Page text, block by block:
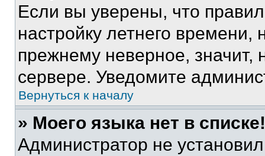
Если вы уверены, что
настройку летнего
прежнему неверное, значит,
сервере. Уведомите
Вернуться к началу
» Моего языка нет в списке!
Администратор не